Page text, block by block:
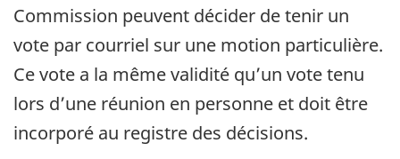
Commission peuvent décider de tenir un
vote par courriel sur une motion particulière.
Ce vote a la même validité qu’un vote tenu
lors d’une réunion en personne et doit être
incorporé au registre des décisions.